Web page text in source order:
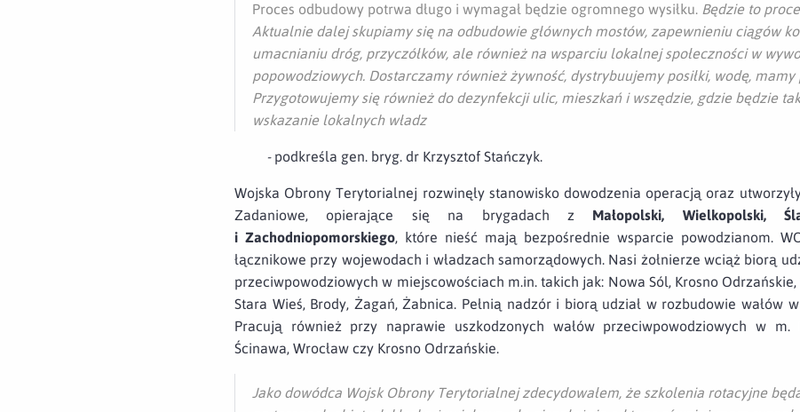
Proces odbudowy potrwa długo i wymagał będzie ogromnego wysiłku. Będzie to
Aktualnie dalej skupiamy się na odbudowie głównych mostów, zapewnieniu ciągów
umacnianiu dróg, przyczółków, ale również na wsparciu lokalnej społeczności w
popowodziowych. Dostarczamy również żywność, dystrybuujemy posiłki, wodę,
Przygotowujemy się również do dezynfekcji ulic, mieszkań i wszędzie, gdzie będzie
wskazanie lokalnych władz
-podkreśla gen. bryg. dr Krzysztof Stańczyk.
Wojska Obrony Terytorialnej rozwinęły stanowisko dowodzenia operacją oraz
Zadaniowe, opierające się na brygadach z Małopolski, Wielkopolski,
i Zachodniopomorskiego, które nieść mają bezpośrednie wsparcie powodzianom.
łącznikowe przy wojewodach i władzach samorządowych. Nasi żołnierze wciąż biorą
przeciwpowodziowych w miejscowościach m.in. takich jak: Nowa Sól, Krosno Odrzańskie,
Stara Wieś, Brody, Żagań, Żabnica. Pełnią nadzór i biorą udział w rozbudowie wałów
Pracują również przy naprawie uszkodzonych wałów przeciwpowodziowych w m.
Ścinawa, Wrocław czy Krosno Odrzańskie.
Jako dowódca Wojsk Obrony Terytorialnej zdecydowałem, że szkolenia rotacyjne